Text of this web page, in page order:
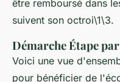
être remboursé dans
suivent son octroi\1\3.
Démarche Étape
Voici une vue
pour bénéficier de